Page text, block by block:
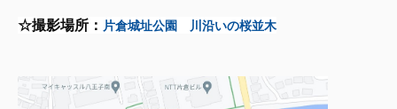
☆撮影場所： 片倉城址公園　川沿いの桜並木